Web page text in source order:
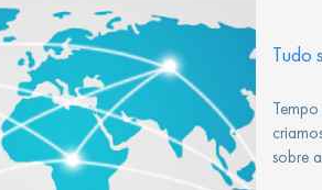
Tudo
sobre